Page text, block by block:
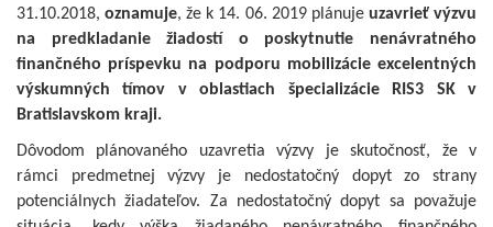
31.10.2018,oznamuje, že k 14. 06. 2019 plánuje uzavrieť výzvu
na predkladanie žiadostí o poskytnutie nenávratného
finančného príspevku na podporu mobilizácie excelentných
výskumných tímov v oblastiach špecializácie RIS3 SK v
Bratislavskom kraji.
Dôvodom plánovaného uzavretia výzvy je skutočnosť, že v
rámci predmetnej výzvy je nedostatočný dopyt zo strany
potenciálnych žiadateľov. Za nedostatočný dopyt sa považuje